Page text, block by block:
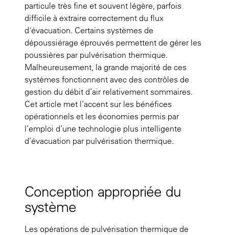
particule très fine et souvent légère, parfois
difficile à extraire correctement du flux
d'évacuation. Certains systèmes de
dépoussiérage éprouvés permettent de gérer les
poussières par pulvérisation thermique.
Malheureusement, la grande majorité de ces
systèmes fonctionnent avec des contrôles de
gestion du débit d’air relativement sommaires.
Cet article met l’accent sur les bénéfices
opérationnels et les économies permis par
l’emploi d’une technologie plus intelligente
d’évacuation par pulvérisation thermique.
Conception appropriée du
système
Les opérations de pulvérisation thermique de